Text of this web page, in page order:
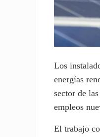
Los
energías
sector de
empleos
El trabajo